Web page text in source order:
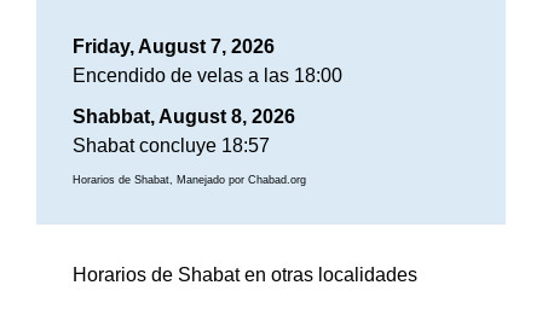
Friday, August 7, 2026
Encendido de velas a las 18:00
Shabbat, August 8, 2026
Shabat concluye 18:57
Horarios de Shabat, Manejado por Chabad.org
Horarios de Shabat en otras localidades